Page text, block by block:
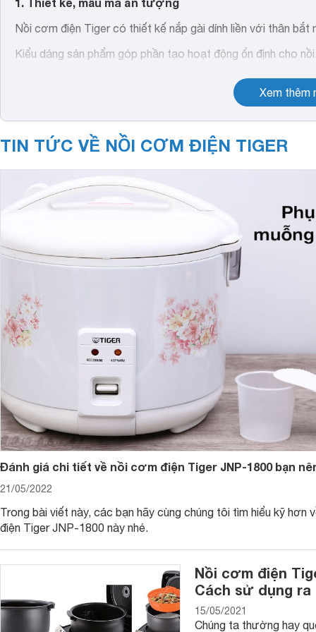
Nồi cơm điện Tiger có thiết kế nắp gài dính liền với thân bắt
Kiểu dáng sản phẩm góp phần tạo hoạt động ổn định cho
Nồi cơm này có vẻ ngoài bắt mắt với hình dáng nhỏ gọn,
2. Dung tích nồi cơm điện đa dạng
Sản phẩm này có nhiều dung tích khác nhau cho các bạn
Nồi có dung tích 1 lít.
3. Chất liệu nồi bền bỉ, tốt cho sức khỏe
Lòng nồi cơm điệnTiger được hãng trang bị bằng hợp kim
Xem thêm
TIN TỨC VỀ NỒI CƠM ĐIỆN TIGER
Đánh giá chi tiết về nồi cơm điện Tiger JNP-1800 bạn
21/05/2022
Trong bài viết này, các bạn hãy cùng chúng tôi tìm hiểu kỹ hơn
điện Tiger JNP-1800 này nhé.
Nồi cơm điện
Cách sử dụng ra
15/05/2021
Chúng ta thường hay